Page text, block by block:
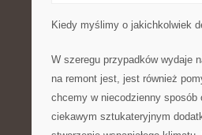
Kiedy myślimy o jakichkolwiek
W szeregu przypadków wydaje
na remont jest, jest również
chcemy w niecodzienny
ciekawym sztukateryjnym